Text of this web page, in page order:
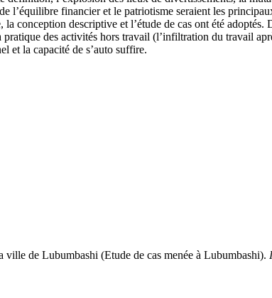
l’équilibre financier et le patriotisme seraient les
conception descriptive et l’étude de cas ont été adoptés.
des activités hors travail (l’infiltration du travail
et la capacité de s’auto suffire.
de Lubumbashi (Etude de cas menée à Lubumbashi).